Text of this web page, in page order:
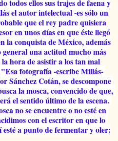
todos ellos sus trajes de faena y
el autor intelectual -es sólo un
que el rey padre quisiera
en unos días en que éste llegó
la conquista de México, además
una actitud mucho más
hora de asistir a los tan mal
"Esa fotografía -escribe Millás-
Sánchez Cotán, se descompone
la mosca, convencido de que,
el sentido último de la escena.
no se encuentre o no esté en
con el escritor en que lo
a punto de fermentar y oler: